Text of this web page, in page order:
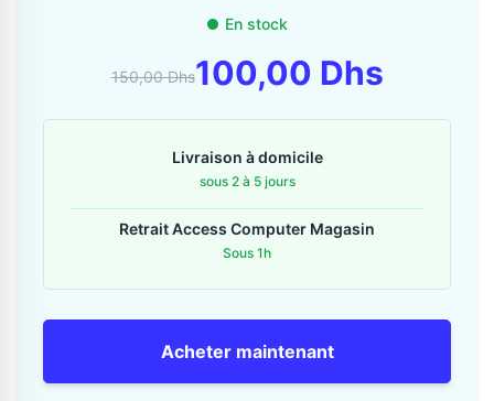
06 36 88 27 81
Envoyer un message
En stock
150,00 Dhs100,00 Dhs
Livraison à domicile
sous 2 à 5 jours
Retrait Access Computer Magasin
Sous 1h
Acheter maintenant